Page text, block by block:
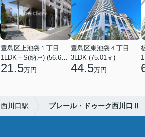
豊島区上池袋１丁目
1LDK＋S(納戸) (56.61㎡)
21.5万円
豊島区東池袋４丁目
3LDK (75.01㎡)
44.5万円
西川口駅 プレール・ドゥーク西川口Ⅱ